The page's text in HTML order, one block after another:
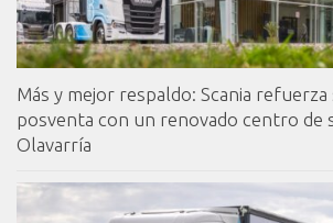
Más y mejor respaldo: Scania refuerza
posventa con un renovado centro de
Olavarría